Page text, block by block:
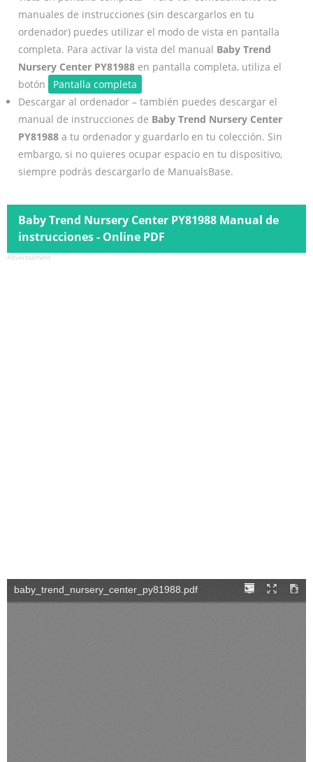
manuales de instrucciones (sin descargarlos en tu
ordenador) puedes utilizar el modo de vista en pantalla
completa. Para activar la vista del manual Baby Trend
Nursery Center PY81988en pantalla completa, utiliza el
botón
Pantalla completa
Descargar al ordenador – también puedes descargar el
manual de instrucciones de Baby Trend Nursery Center
PY81988a tu ordenador y guardarlo en tu colección. Sin
embargo, si no quieres ocupar espacio en tu dispositivo,
siempre podrás descargarlo de ManualsBase.
Baby Trend Nursery Center PY81988 Manual de
instrucciones - Online PDF
Advertisement